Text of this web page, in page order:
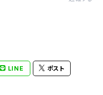
LINE ポスト